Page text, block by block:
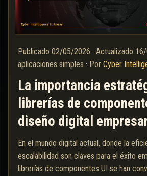
Publicado 02/05/2026 · Actualizado
aplicaciones simples · Por Cyber
La importancia
librerías de
diseño digital
En el mundo digital actual, donde la
escalabilidad son claves para el éxito
librerías de componentes UI se han